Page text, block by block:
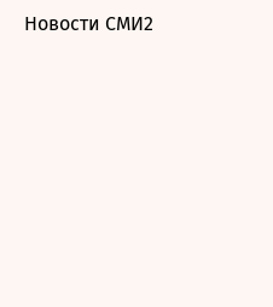
Новости СМИ2